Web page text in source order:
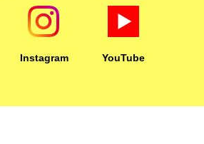
Instagram YouTube